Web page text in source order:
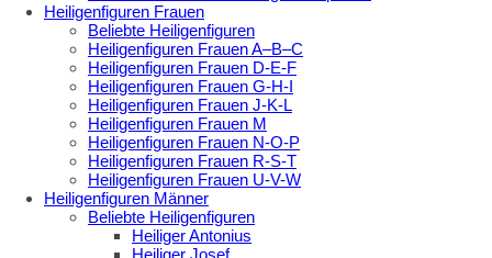
Heiligenfiguren Frauen
Beliebte Heiligenfiguren
Heiligenfiguren Frauen A–B–C
Heiligenfiguren Frauen D-E-F
Heiligenfiguren Frauen G-H-I
Heiligenfiguren Frauen J-K-L
Heiligenfiguren Frauen M
Heiligenfiguren Frauen N-O-P
Heiligenfiguren Frauen R-S-T
Heiligenfiguren Frauen U-V-W
Heiligenfiguren Männer
Beliebte Heiligenfiguren
Heiliger Antonius
Heiliger Josef